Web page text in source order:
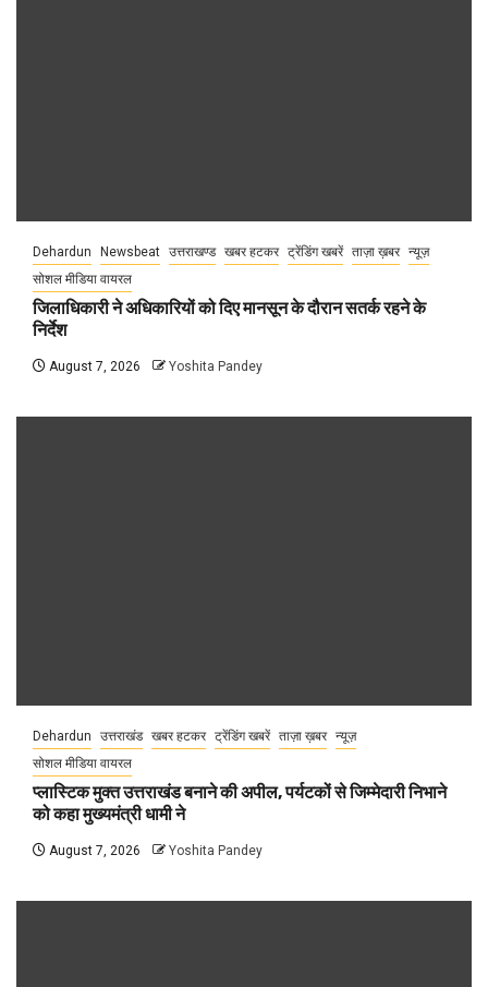
Dehardun Newsbeat उत्तराखण्ड खबर हटकर ट्रेंडिंग खबरें ताज़ा ख़बर न्यूज़
सोशल मीडिया वायरल
जिलाधिकारी ने अधिकारियों को दिए मानसून के दौरान सतर्क रहने के
निर्देश
August 7, 2026 Yoshita Pandey
Dehardun उत्तराखंड खबर हटकर ट्रेंडिंग खबरें ताज़ा ख़बर न्यूज़
सोशल मीडिया वायरल
प्लास्टिक मुक्त उत्तराखंड बनाने की अपील, पर्यटकों से जिम्मेदारी निभाने
को कहा मुख्यमंत्री धामी ने
August 7, 2026 Yoshita Pandey